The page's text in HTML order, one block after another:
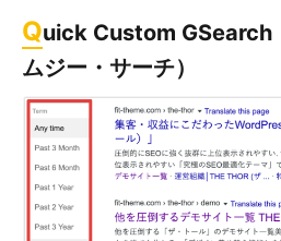
Quick Custom GSearch
ムジー・サーチ）